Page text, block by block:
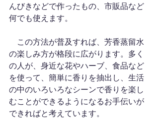
んびきなどで作ったもの、市販品など
何でも使えます。
この方法が普及すれば、芳香蒸留水
の楽しみ方が格段に広がります。多く
の人が、身近な花やハーブ、食品など
を使って、簡単に香りを抽出し、生活
の中のいろいろなシーンで香りを楽し
むことができるようになるお手伝いが
できればと考えています。